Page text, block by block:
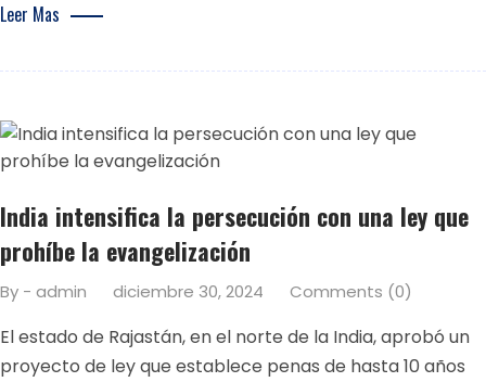
Leer Mas
India intensifica la persecución con una ley que
prohíbe la evangelización
By - admin diciembre 30, 2024 Comments (0)
El estado de Rajastán, en el norte de la India, aprobó un
proyecto de ley que establece penas de hasta 10 años